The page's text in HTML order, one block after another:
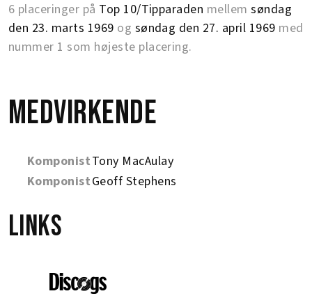
6 placeringer på Top 10/Tipparaden mellemsøndag
den 23. marts 1969 og søndag den 27. april 1969 med
nummer 1 som højeste placering.
Medvirkende
KomponistTony MacAulay
KomponistGeoff Stephens
Links